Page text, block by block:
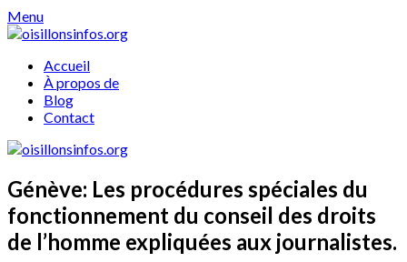
Skip
to
Menu
Accueil
À propos de
Blog
Contact
Génève: Les procédures spéciales du
fonctionnement du conseil des droits
de l’homme expliquées aux journalistes.